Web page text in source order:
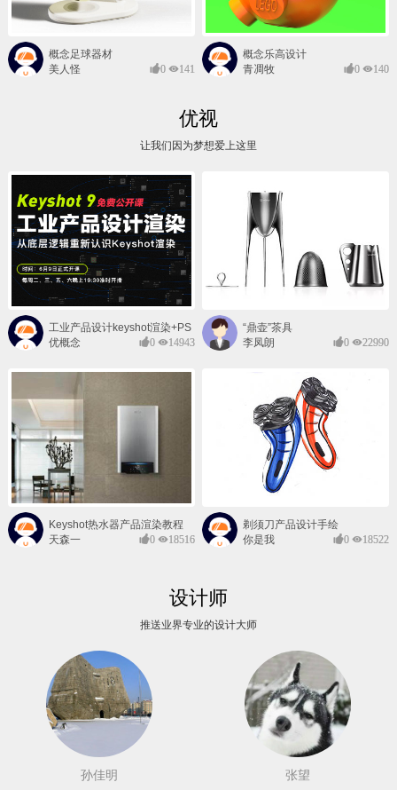
概念足球器材
美人怪
0 141
概念乐高设计
青凋牧
0 140
优视
让我们因为梦想爱上这里
工业产品设计keyshot渲染+PS
后期班
优概念 0 14943
“鼎壶”茶具
李凤朗
0 22990
Keyshot热水器产品渲染教程
天森一
0 18516
剃须刀产品设计手绘
你是我
0 18522
设计师
推送业界专业的设计大师
孙佳明 张望